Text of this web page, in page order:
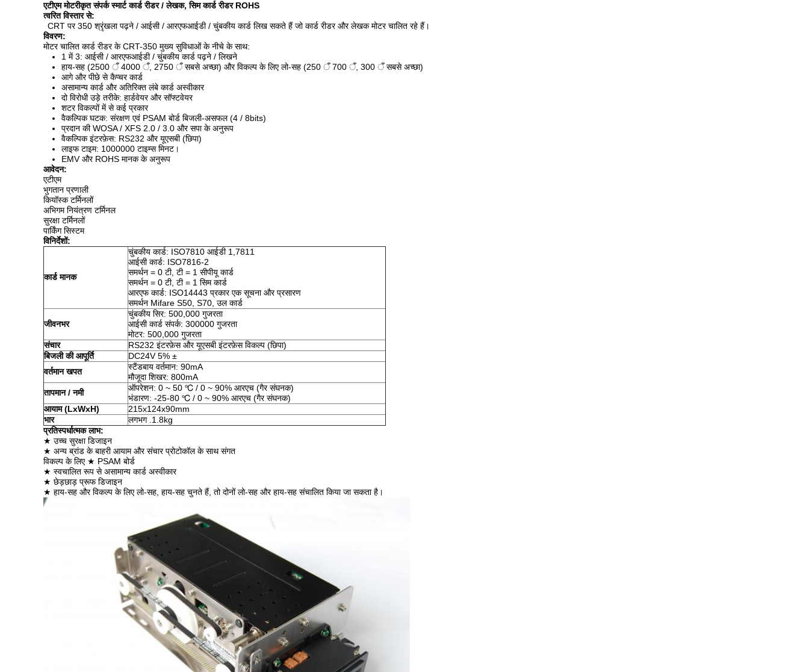
एटीएम मोटरीकृत संपर्क स्मार्ट कार्ड रीडर / लेखक, सिम कार्ड रीडर ROHS
त्वरित विस्तार से:
CRT पर 350 श्रृंखला पढ़ने / आईसी / आरएफआईडी / चुंबकीय कार्ड लिख सकते हैं जो कार्ड रीडर और लेखक मोटर चालित रहे हैं।
विवरण:
मोटर चालित कार्ड रीडर के CRT-350 मुख्य सुविधाओं के नीचे के साथ:
1 में 3: आईसी / आरएफआईडी / चुंबकीय कार्ड पढ़ने / लिखने
हाय-सह (2500 ँ 4000 ँ, 2750 ँ सबसे अच्छा) और विकल्प के लिए लो-सह (250 ँ 700 ँ, 300 ँ सबसे अच्छा)
आगे और पीछे से कैप्चर कार्ड
असामान्य कार्ड और अतिरिक्त लंबे कार्ड अस्वीकार
दो विरोधी उड़े तरीके: हार्डवेयर और सॉफ्टवेयर
शटर विकल्पों में से कई प्रकार
वैकल्पिक घटक: संरक्षण एवं PSAM बोर्ड बिजली-असफल (4 / 8bits)
प्रदान की WOSA / XFS 2.0 / 3.0 और सपा के अनुरूप
वैकल्पिक इंटरफ़ेस: RS232 और यूएसबी (छिपा)
लाइफ टाइम: 1000000 टाइम्स मिनट।
EMV और ROHS मानक के अनुरूप
आवेदन:
एटीएम
भुगतान प्रणाली
कियॉस्क टर्मिनलों
अभिगम नियंत्रण टर्मिनल
सुरक्षा टर्मिनलों
पार्किंग सिस्टम
विनिर्देशों:
कार्ड मानक
चुंबकीय कार्ड: ISO7810 आईडी 1,7811
आईसी कार्ड: ISO7816-2
समर्थन = 0 टी, टी = 1 सीपीयू कार्ड
समर्थन = 0 टी, टी = 1 सिम कार्ड
आरएफ कार्ड: ISO14443 प्रकार एक सूचना और प्रसारण
समर्थन Mifare S50, S70, उल कार्ड
जीवनभर
चुंबकीय सिर: 500,000 गुजरता
आईसी कार्ड संपर्क: 300000 गुजरता
मोटर: 500,000 गुजरता
संचार
RS232 इंटरफ़ेस और यूएसबी इंटरफ़ेस विकल्प (छिपा)
बिजली की आपूर्ति
DC24V 5% ±
वर्तमान खपत
स्टैंडबाय वर्तमान: 90mA
मौजूदा शिखर: 800mA
तापमान / नमी
ऑपरेशन: 0 ~ 50 ℃ / 0 ~ 90% आरएच (गैर संघनक)
भंडारण: -25-80 ℃ / 0 ~ 90% आरएच (गैर संघनक)
आयाम (LxWxH)
215x124x90mm
भार
लगभग .1.8kg
प्रतिस्पर्धात्मक लाभ:
★ उच्च सुरक्षा डिजाइन
★ अन्य ब्रांड के बाहरी आयाम और संचार प्रोटोकॉल के साथ संगत
विकल्प के लिए ★ PSAM बोर्ड
★ स्वचालित रूप से असामान्य कार्ड अस्वीकार
★ छेड़छाड़ प्रूफ डिजाइन
★ हाय-सह और विकल्प के लिए लो-सह, हाय-सह चुनते हैं, तो दोनों लो-सह और हाय-सह संचालित किया जा सकता है।